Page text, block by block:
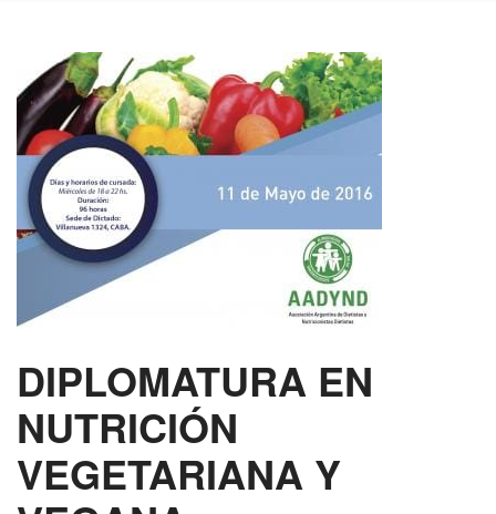
DIPLOMATURA EN
NUTRICIÓN
VEGETARIANA Y